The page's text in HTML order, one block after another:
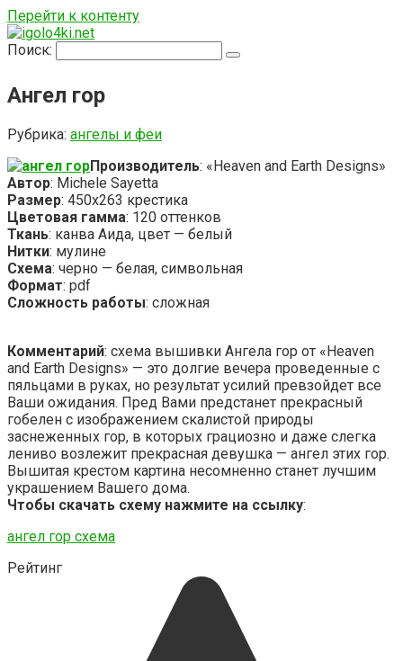
Перейти к контенту
Поиск:
Ангел гор
Рубрика: ангелы и феи
Производитель: «Heaven and Earth Designs»
Автор: Michele Sayetta
Размер: 450х263 крестика
Цветовая гамма: 120 оттенков
Ткань: канва Аида, цвет — белый
Нитки: мулине
Схема: черно — белая, символьная
Формат: pdf
Сложность работы: сложная
Комментарий: схема вышивки Ангела гор от «Heaven
and Earth Designs» — это долгие вечера проведенные с
пяльцами в руках, но результат усилий превзойдет все
Ваши ожидания. Пред Вами предстанет прекрасный
гобелен с изображением скалистой природы
заснеженных гор, в которых грациозно и даже слегка
лениво возлежит прекрасная девушка — ангел этих гор.
Вышитая крестом картина несомненно станет лучшим
украшением Вашего дома.
Чтобы скачать схему нажмите на ссылку:
ангел гор схема
Рейтинг